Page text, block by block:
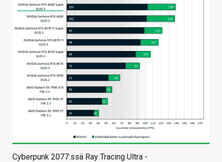
Cyberpunk 2077:ssä Ray Tracing Ultra -